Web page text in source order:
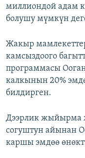
миллиондой адам
болушу мүмкүн
Жакыр
камсыздоого
программасы
калкынын 20%
билдирген.
Дээрлик жыйырма
согуштун айынан
каршы эмдөө